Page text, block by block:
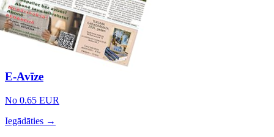
E-Avīze
No 0.65 EUR
Iegādāties →